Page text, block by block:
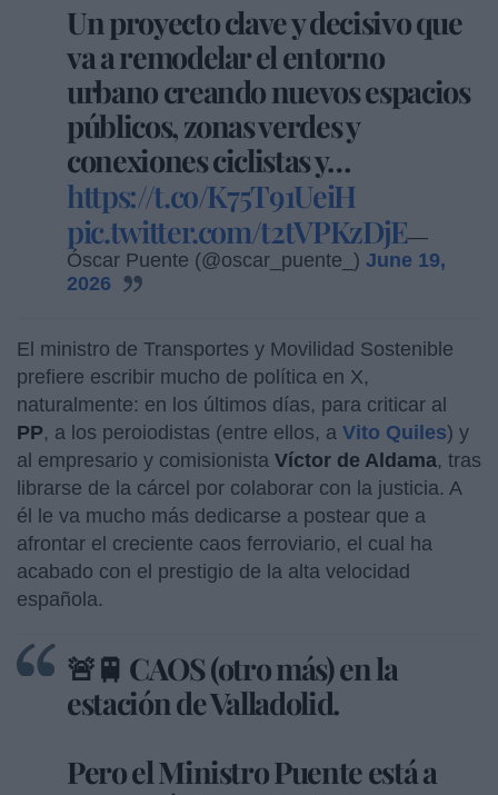
Un proyecto clave y decisivo que
va a remodelar el entorno
urbano creando nuevos espacios
públicos, zonas verdes y
conexiones ciclistas y…
https://t.co/K75T91UeiH
pic.twitter.com/t2tVPKzDjE—
Óscar Puente (@oscar_puente_) June 19,
2026
El ministro de Transportes y Movilidad Sostenible
prefiere escribir mucho de política en X,
naturalmente: en los últimos días, para criticar al
PP, a los peroiodistas (entre ellos, a Vito Quiles) y
al empresario y comisionista Víctor de Aldama, tras
librarse de la cárcel por colaborar con la justicia. A
él le va mucho más dedicarse a postear que a
afrontar el creciente caos ferroviario, el cual ha
acabado con el prestigio de la alta velocidad
española.
🚨🚆 CAOS (otro más) en la
estación de Valladolid.
Pero el Ministro Puente está a